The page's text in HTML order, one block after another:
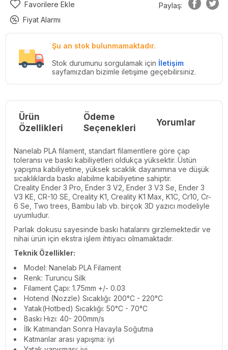
Favorilere Ekle
Fiyat Alarmı
Paylaş:
Şu an stok bulunmamaktadır.
Stok durumunu sorgulamak için İletişim
sayfamızdan bizimle iletişime geçebilirsiniz.
Ürün
Özellikleri
Ödeme
Seçenekleri
Yorumlar
Nanelab PLA filament, standart filamentlere göre çap
toleransı ve baskı kabiliyetleri oldukça yüksektir. Üstün
yapışma kabiliyetine, yüksek sıcaklık dayanımına ve düşük
sıcaklıklarda baskı alabilme kabiliyetine sahiptir.
Creality Ender 3 Pro, Ender 3 V2, Ender 3 V3 Se, Ender 3
V3 KE, CR-10 SE, Creality K1, Creality K1 Max, K1C, Cr10, Cr-
6 Se, Two trees, Bambu lab vb. birçok 3D yazıcı modeliyle
uyumludur.
Parlak dokusu sayesinde baskı hatalarını girzlemektedir ve
nihai ürün için ekstra işlem ihtiyacı olmamaktadır.
Teknik Özellikler:
Model: Nanelab PLA Filament
Renk: Turuncu Silk
Filament Çapı: 1.75mm +/- 0.03
Hotend (Nozzle) Sıcaklığı: 200°C - 220°C
Yatak(Hotbed) Sıcaklığı: 50°C - 70°C
Baskı Hızı: 40- 200mm/s
İlk Katmandan Sonra Havayla Soğutma
Katmanlar arası yapışma: iyi